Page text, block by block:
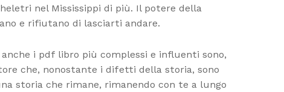
nel Mississippi di più. Il potere della
e rifiutano di lasciarti andare.
i pdf libro più complessi e influenti sono,
che, nonostante i difetti della storia, sono
storia che rimane, rimanendo con te a lungo